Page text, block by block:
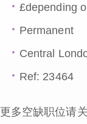
£depending
Permanent
Central
Ref: 23464
更多空缺职位请